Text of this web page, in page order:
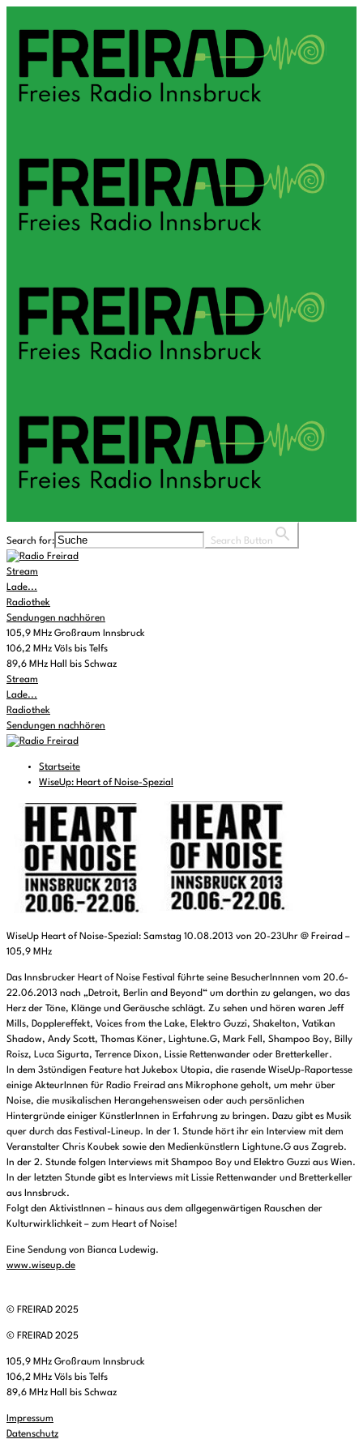
Search for: Search Button
Stream
Lade...
Radiothek
Sendungen nachhören
105,9 MHz Großraum Innsbruck
106,2 MHz Völs bis Telfs
89,6 MHz Hall bis Schwaz
Stream
Lade...
Radiothek
Sendungen nachhören
Startseite
WiseUp: Heart of Noise-Spezial
WiseUp Heart of Noise-Spezial: Samstag 10.08.2013 von 20-23Uhr @ Freirad –
105,9 MHz
Das Innsbrucker Heart of Noise Festival führte seine BesucherInnnen vom 20.6-
22.06.2013 nach „Detroit, Berlin and Beyond“ um dorthin zu gelangen, wo das
Herz der Töne, Klänge und Geräusche schlägt. Zu sehen und hören waren Jeff
Mills, Dopplereffekt, Voices from the Lake, Elektro Guzzi, Shakelton, Vatikan
Shadow, Andy Scott, Thomas Köner, Lightune.G, Mark Fell, Shampoo Boy, Billy
Roisz, Luca Sigurta, Terrence Dixon, Lissie Rettenwander oder Bretterkeller.
In dem 3stündigen Feature hat Jukebox Utopia, die rasende WiseUp-Raportesse
einige AkteurInnen für Radio Freirad ans Mikrophone geholt, um mehr über
Noise, die musikalischen Herangehensweisen oder auch persönlichen
Hintergründe einiger KünstlerInnen in Erfahrung zu bringen. Dazu gibt es Musik
quer durch das Festival-Lineup. In der 1. Stunde hört ihr ein Interview mit dem
Veranstalter Chris Koubek sowie den Medienkünstlern Lightune.G aus Zagreb.
In der 2. Stunde folgen Interviews mit Shampoo Boy und Elektro Guzzi aus Wien.
In der letzten Stunde gibt es Interviews mit Lissie Rettenwander und Bretterkeller
aus Innsbruck.
Folgt den AktivistInnen – hinaus aus dem allgegenwärtigen Rauschen der
Kulturwirklichkeit – zum Heart of Noise!
Eine Sendung von Bianca Ludewig.
www.wiseup.de
© FREIRAD 2025
© FREIRAD 2025
105,9 MHz Großraum Innsbruck
106,2 MHz Völs bis Telfs
89,6 MHz Hall bis Schwaz
Impressum
Datenschutz